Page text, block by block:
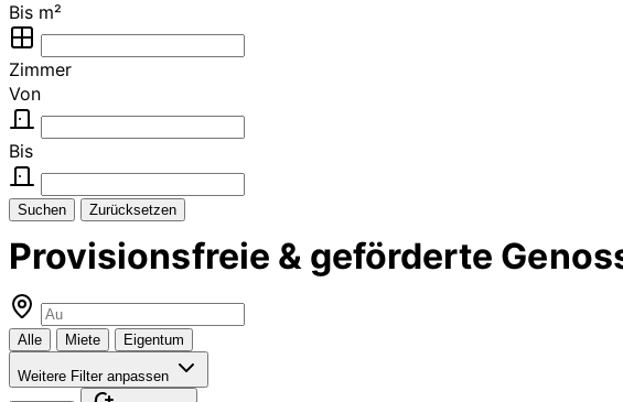
Bis m²
Zimmer
Von
Bis
Suchen Zurücksetzen
Provisionsfreie & geförderte
Alle Miete Eigentum
Weitere Filter anpassen